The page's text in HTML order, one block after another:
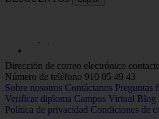
Dirección de correo electrónico
Número de teléfono 910 05 49 43
Sobre nosotros Contáctanos Preguntas
Verificar diploma Campus Virtual Blog
Política de privacidad Condiciones de